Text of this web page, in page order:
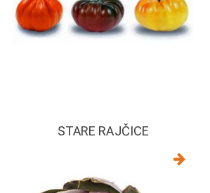
STARE RAJČICE